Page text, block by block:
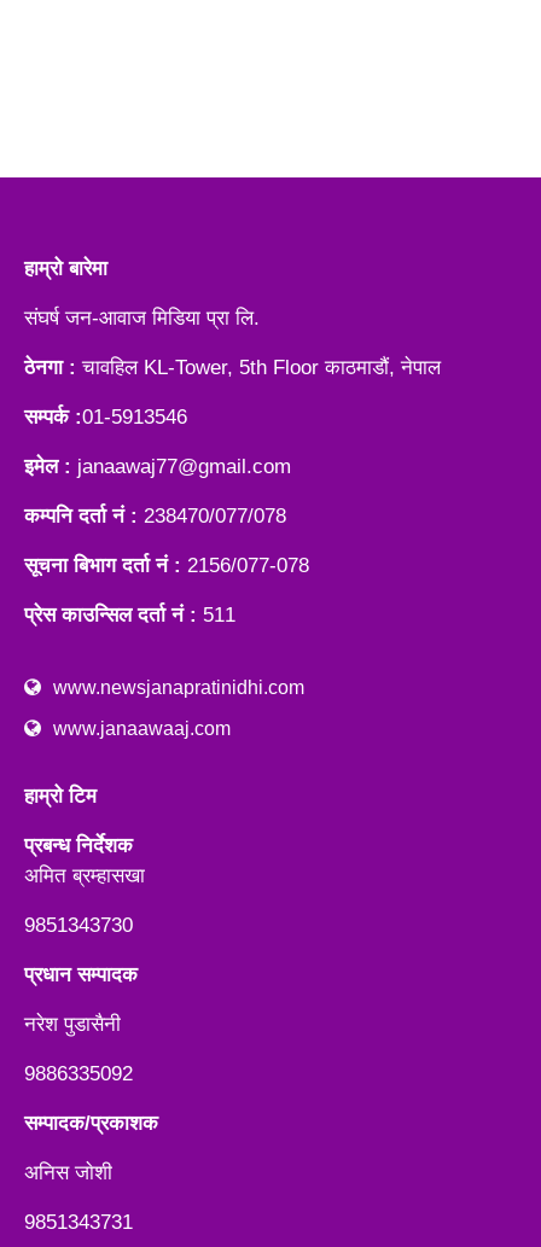
हाम्रो बारेमा
संघर्ष जन-आवाज मिडिया प्रा लि.
ठेनगा : चावहिल KL-Tower, 5th Floor काठमाडौं, नेपाल
सम्पर्क :01-5913546
इमेल : janaawaj77@gmail.com
कम्पनि दर्ता नं : 238470/077/078
सूचना बिभाग दर्ता नं : 2156/077-078
प्रेस काउन्सिल दर्ता नं : 511
www.newsjanapratinidhi.com
www.janaawaaj.com
हाम्रो टिम
प्रबन्ध निर्देशक
अमित ब्रम्हासखा
9851343730
प्रधान सम्पादक
नरेश पुडासैनी
9886335092
सम्पादक/प्रकाशक
अनिस जाेशी
9851343731